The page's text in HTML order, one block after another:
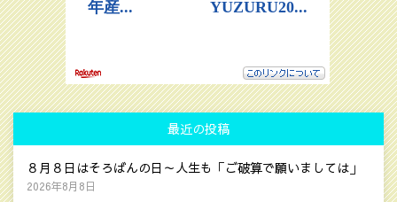
最近の投稿
８月８日はそろばんの日～人生も「ご破算で願いましては」
2026年8月8日